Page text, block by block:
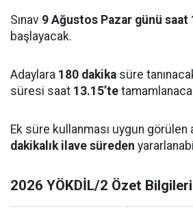
Sınav 9 Ağustos Pazar günü saat
başlayacak.
Adaylara 180 dakika süre
süresi saat 13.15’te
Ek süre kullanması uygun görülen
dakikalık ilave süreden
2026 YÖKDİL/2 Özet Bilgileri